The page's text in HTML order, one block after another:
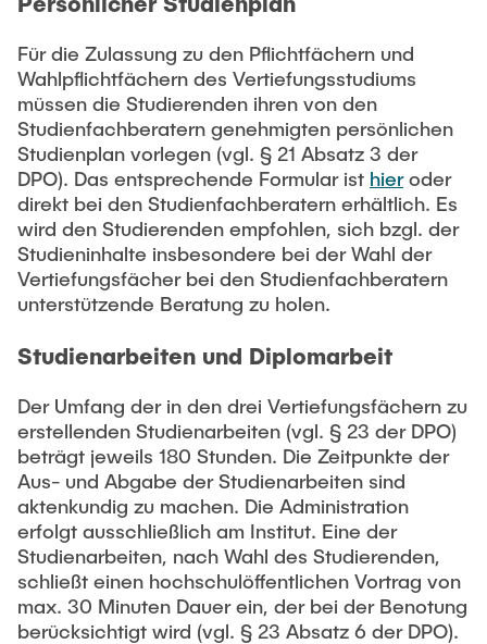
Für die Zulassung zu den Pflichtfächern und
Wahlpflichtfächern des Vertiefungsstudiums
müssen die Studierenden ihren von den
Studienfachberatern genehmigten persönlichen
Studienplan vorlegen (vgl. § 21 Absatz 3 der
DPO). Das entsprechende Formular ist hieroder
direkt bei den Studienfachberatern erhältlich. Es
wird den Studierenden empfohlen, sich bzgl. der
Studieninhalte insbesondere bei der Wahl der
Vertiefungsfächer bei den Studienfachberatern
unterstützende Beratung zu holen.
Studienarbeiten und Diplomarbeit
Der Umfang der in den drei Vertiefungsfächern zu
erstellenden Studienarbeiten (vgl. § 23 der DPO)
beträgt jeweils 180 Stunden. Die Zeitpunkte der
Aus- und Abgabe der Studienarbeiten sind
aktenkundig zu machen. Die Administration
erfolgt ausschließlich am Institut. Eine der
Studienarbeiten, nach Wahl des Studierenden,
schließt einen hochschulöffentlichen Vortrag von
max. 30 Minuten Dauer ein, der bei der Benotung
berücksichtigt wird (vgl. § 23 Absatz 6 der DPO).